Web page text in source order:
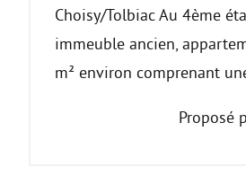
Choisy/Tolbiac Au 4ème
immeuble ancien,
m² environ comprenant
Proposé